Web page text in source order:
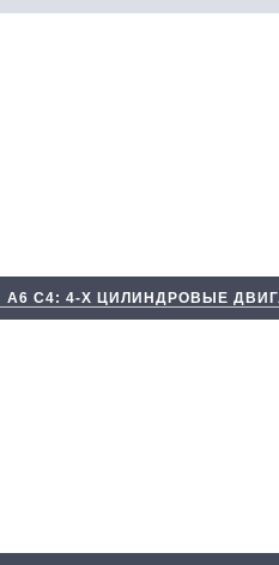
А6 С4: 4-Х ЦИЛИНДРОВЫЕ